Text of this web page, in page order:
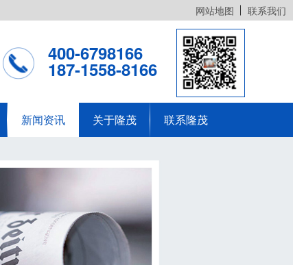
网站地图 联系我们
400-6798166
187-1558-8166
新闻资讯 关于隆茂 联系隆茂